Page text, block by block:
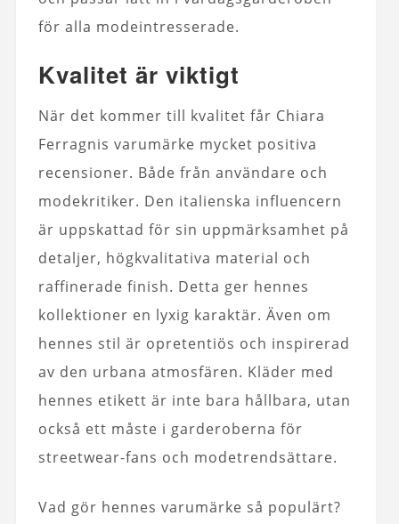
för alla modeintresserade.
Kvalitet är viktigt
När det kommer till kvalitet får Chiara
Ferragnis varumärke mycket positiva
recensioner. Både från användare och
modekritiker. Den italienska influencern
är uppskattad för sin uppmärksamhet på
detaljer, högkvalitativa material och
raffinerade finish. Detta ger hennes
kollektioner en lyxig karaktär. Även om
hennes stil är opretentiös och inspirerad
av den urbana atmosfären. Kläder med
hennes etikett är inte bara hållbara, utan
också ett måste i garderoberna för
streetwear-fans och modetrendsättare.
Vad gör hennes varumärke så populärt?